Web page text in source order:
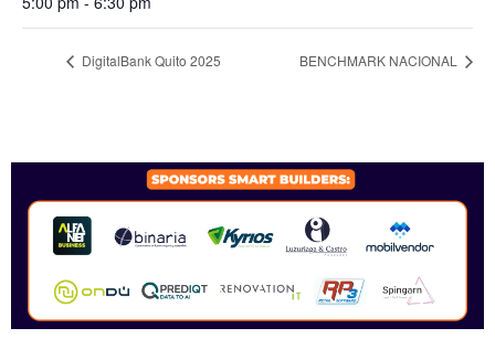
DigitalBank Quito 2025 BENCHMARK NACIONAL